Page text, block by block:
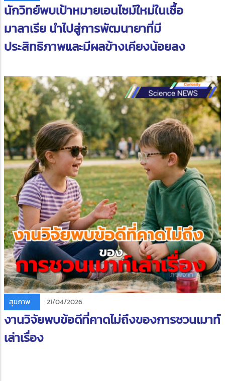
นักวิทย์พบเป้าหมายเอนไซม์ใหม่ในเชื้อ
มาลาเรีย นำไปสู่การพัฒนายาที่มี
ประสิทธิภาพและมีผลข้างเคียงน้อยลง
สุขภาพ 21/04/2026
งานวิจัยพบข้อดีที่คาดไม่ถึงของการชวนเมาท์
เล่าเรื่อง